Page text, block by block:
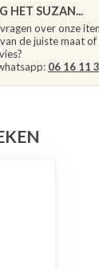
HET SUZAN...
over onze
de juiste maat
06 16 11